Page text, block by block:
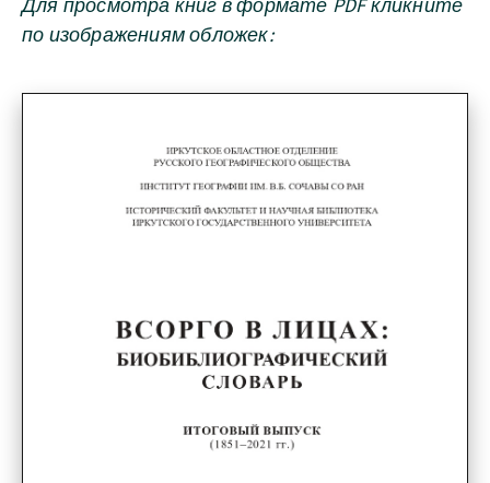
по изображениям обложек: